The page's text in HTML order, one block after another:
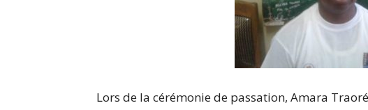
Lors de la cérémonie de passation, Amara